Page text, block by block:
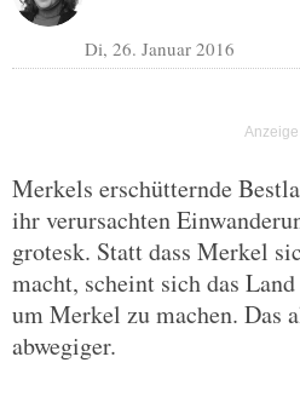
Di, 26. Januar 2016
Merkels erschütternde
ihr verursachten
grotesk. Statt dass Merkel
macht, scheint sich das
um Merkel zu machen. Das
abwegiger.